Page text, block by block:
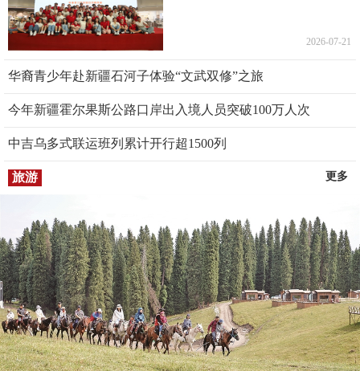
2026-07-21
华裔青少年赴新疆石河子体验“文武双修”之旅
今年新疆霍尔果斯公路口岸出入境人员突破100万人次
中吉乌多式联运班列累计开行超1500列
旅游 更多